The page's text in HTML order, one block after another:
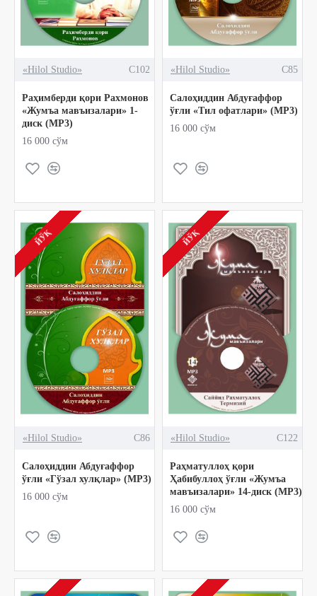
«Hilol Studio» C102
Раҳимберди қори Рахмонов
«Жумъа мавъизалари» 1-
диск (МР3)
16 000 сўм
«Hilol Studio» C85
Салоҳиддин Абдуғаффор
ўғли «Тил офатлари» (МР3)
16 000 сўм
ЙЎҚ
«Hilol Studio» C86
Салоҳиддин Абдуғаффор
ўғли «Гўзал хулқлар» (МР3)
16 000 сўм
ЙЎҚ
«Hilol Studio» C122
Раҳматуллоҳ қори
Ҳабибуллоҳ ўғли «Жумъа
мавъизалари» 14-диск (МР3)
16 000 сўм